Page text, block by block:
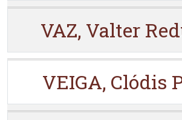
VAZ, Valter
VEIGA, Clódis